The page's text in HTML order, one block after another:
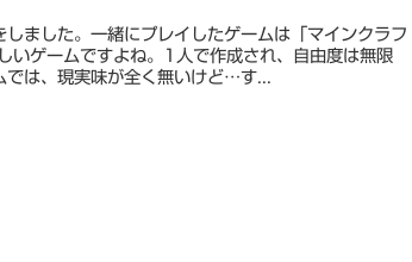
ました。一緒にプレイしたゲームは「マインクラフ
いゲームですよね。1人で作成され、自由度は無限
では、現実味が全く無いけど…す...